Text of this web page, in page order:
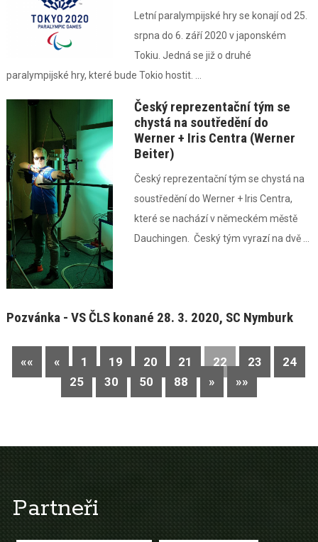
Letní paralympijské hry se konají od 25.
srpna do 6. září 2020 v japonském
Tokiu. Jedná se již o druhé
paralympijské hry, které bude Tokio hostit. ...
Český reprezentační tým se
chystá na soutředění do
Werner + Iris Centra (Werner
Beiter)
Český reprezentační tým se chystá na
soustředění do Werner + Iris Centra,
které se nachází v německém městě
Dauchingen. Český tým vyrazí na dvě ...
Pozvánka - VS ČLS konané 28. 3. 2020, SC Nymburk
«« « 1 19 20 21 22 23
24
25
30 50 88 » »»
Partneři